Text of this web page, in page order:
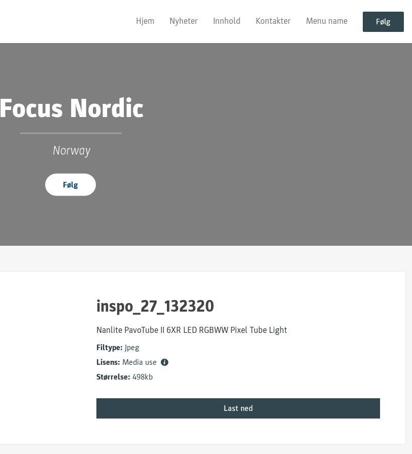
Hjem Nyheter Innhold Kontakter Menu name Følg
Focus Nordic
Norway
Følg
inspo_27_132320
Nanlite PavoTube II 6XR LED RGBWW Pixel Tube Light
Filtype: Jpeg
Lisens: Media use
Størrelse: 498kb
Last ned